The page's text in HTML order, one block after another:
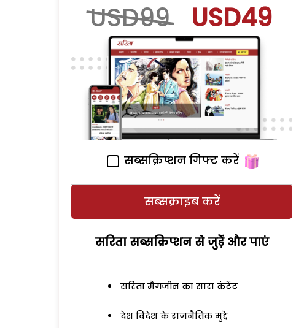
USD99 USD49
सब्सक्रिप्शन गिफ्ट करें
सब्सक्राइब करें
सरिता सब्सक्रिप्शन से जुड़ेें और पाएं
सरिता मैगजीन का सारा कंटेंट
देश विदेश के राजनैतिक मुद्दे